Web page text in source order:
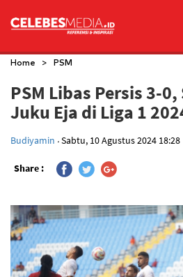
Home > PSM
PSM Libas Persis 3-
Juku Eja di Liga 1
Budiyamin .Sabtu, 10 Agustus 2024 18:28
Share :